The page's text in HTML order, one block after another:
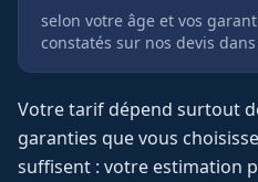
selon votre âge et vos
constatés sur nos devis
Votre tarif dépend surtout
garanties que vous
suffisent : votre estimation